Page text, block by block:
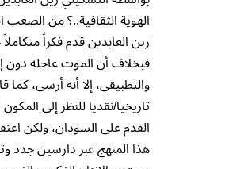
الهوية الثقافية..؟ من
زين العابدين قدم فكراً
فبخلاف أن الموت عاجله دون
والتطبيقي، إلا أنه أرسى، كما
تاريخيا/نقديا للنظر إلى
القدم على السودان، ولكن
هذا المنهج عبر دارسين جدد